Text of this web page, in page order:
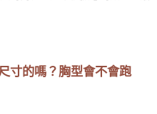
寸的嗎？胸型會不會跑